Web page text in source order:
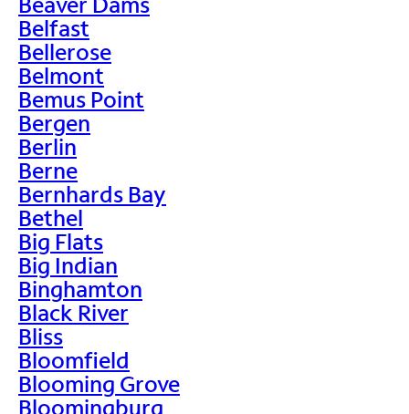
Belfast
Bellerose
Belmont
Bemus Point
Bergen
Berlin
Berne
Bernhards Bay
Bethel
Big Flats
Big Indian
Binghamton
Black River
Bliss
Bloomfield
Blooming Grove
Bloomingburg